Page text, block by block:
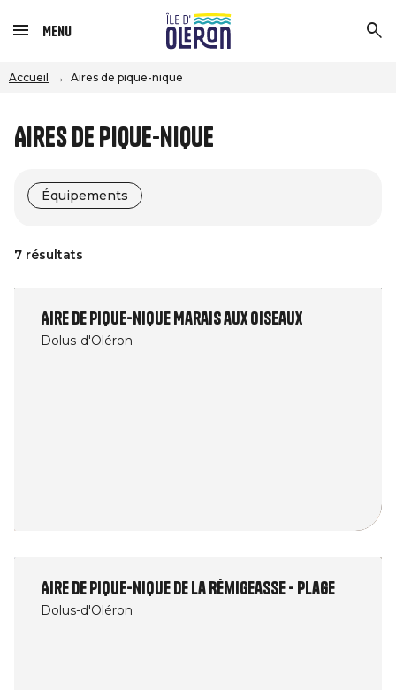
Menu
Accueil Aires de pique-nique
Aires de pique-nique
Équipements
7 résultats
Aire de pique-nique Marais aux Oiseaux
Dolus-d'Oléron
Aire de pique-nique de la Rémigeasse - Plage
Dolus-d'Oléron